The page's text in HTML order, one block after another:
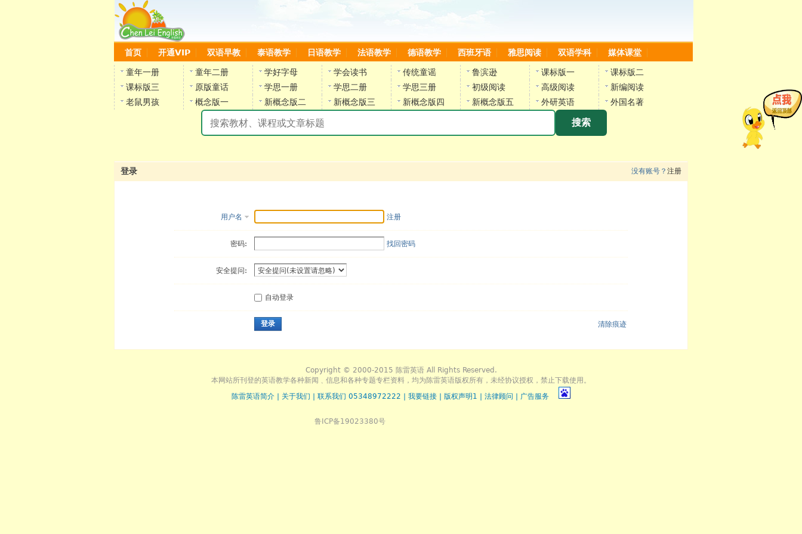
首页 开通VIP 双语早教 泰语教学 日语教学 法语教学 德语教学 西班牙语 雅思阅读 双语学科 媒体课堂
童年一册 童年二册 学好字母 学会读书 传统童谣 鲁滨逊 课标版一
课标版二
课标版三
原版童话 学思一册 学思二册 学思三册 初级阅读 高级阅读
新编阅读
老鼠男孩
概念版一 新概念版二 新概念版三 新概念版四 新概念版五 外研英语 外国名著
搜索
陈雷英语副网站 没有账号？ 注册
登录
用户名 注册
密码: 找回密码
安全提问:
自动登录
登录 清除痕迹
Copyright © 2000-2015 陈雷英语 All Rights Reserved.
本网站所刊登的英语教学各种新闻﹑信息和各种专题专栏资料，均为陈雷英语版权所有，未经协议授权，禁止下载使用。
陈雷英语简介
关于我们 联系我们 05348972222 我要链接 版权声明1 法律顾问 广告服务
鲁ICP备19023380号